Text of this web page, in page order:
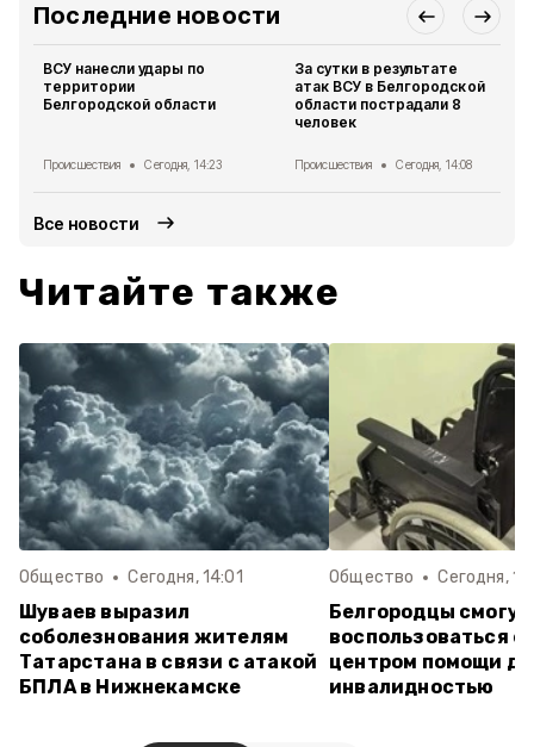
Последние новости
ВСУ нанесли удары по
территории
Белгородской области
Происшествия Сегодня, 14:23
За сутки в результате
атак ВСУ в Белгородской
области пострадали 8
человек
Происшествия Сегодня, 14:08
Все новости
Читайте также
Общество Сегодня, 14:01
Шуваев выразил
соболезнования жителям
Татарстана в связи с атакой
БПЛА в Нижнекамске
Общество Сегодня,
Белгородцы смогут
воспользоваться
центром помощи
инвалидностью